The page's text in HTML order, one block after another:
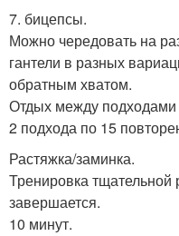
7. бицепсы.
Можно чередовать на
гантели в разных
обратным хватом.
Отдых между
2 подхода по 15
Растяжка/заминка.
Тренировка
завершается.
10 минут.